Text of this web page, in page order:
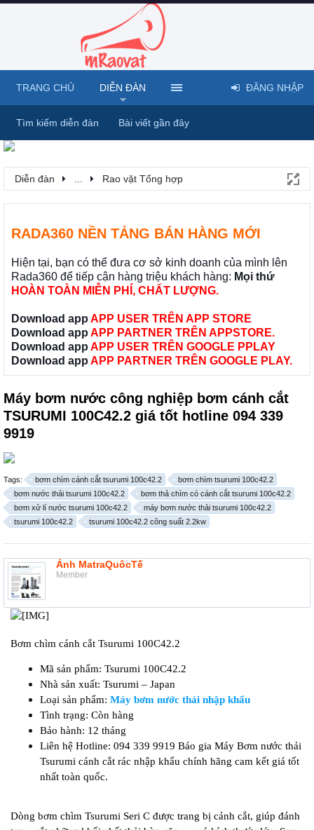
Diễn đàn Rao vặt Tổng hợp
RADA360 NỀN TẢNG BÁN HÀNG MỚI
Hiện tại, bạn có thể đưa cơ sở kinh doanh của mình lên
Rada360 để tiếp cận hàng triệu khách hàng: Mọi thứ
HOÀN TOÀN MIỄN PHÍ, CHẤT LƯỢNG.
Download app APP USER TRÊN APP STORE
Download app APP PARTNER TRÊN APPSTORE.
Download app APP USER TRÊN GOOGLE PPLAY
Download app APP PARTNER TRÊN GOOGLE PLAY.
Máy bơm nước công nghiệp bơm cánh cắt
TSURUMI 100C42.2 giá tốt hotline 094 339
9919
Tags: bơm chìm cánh cắt tsurumi 100c42.2
bơm chìm tsurumi 100c42.2
bơm nước thải tsurumi 100c42.2
bơm thả chìm có cánh cắt tsurumi 100c42.2
bơm xử lí nước tsurumi 100c42.2
máy bơm nước thải tsurumi 100c42.2
tsurumi 100c42.2
tsurumi 100c42.2 công suất 2.2kw
Ánh MatraQuôcTế
Member
Bơm chìm cánh cắt Tsurumi 100C42.2
Mã sản phẩm: Tsurumi 100C42.2
Nhà sản xuất: Tsurumi – Japan
Loại sản phẩm: Máy bơm nước thải nhập khẩu
Tình trạng: Còn hàng
Bảo hành: 12 tháng
Liên hệ Hotline: 094 339 9919 Báo gia Máy Bơm nước thải
Tsurumi cánh cắt rác nhập khẩu chính hãng cam kết giá tốt
nhất toàn quốc.
Dòng bơm chìm Tsurumi Seri C được trang bị cánh cắt, giúp đánh
TRANG CHỦ DIỄN ĐÀN
Tìm kiếm diễn đàn Bài viết gần đây
ĐĂNG NHẬP